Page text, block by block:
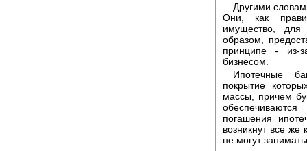
Другими
Они, как
имущество, для
образом,
принципе - из-
бизнесом.
Ипотечные
покрытие
массы, причем
погашения
возникнут все же
не могут